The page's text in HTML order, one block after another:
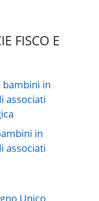
FISCO E
in
associati